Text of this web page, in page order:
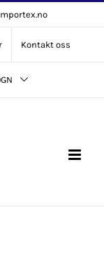
Kontakt oss